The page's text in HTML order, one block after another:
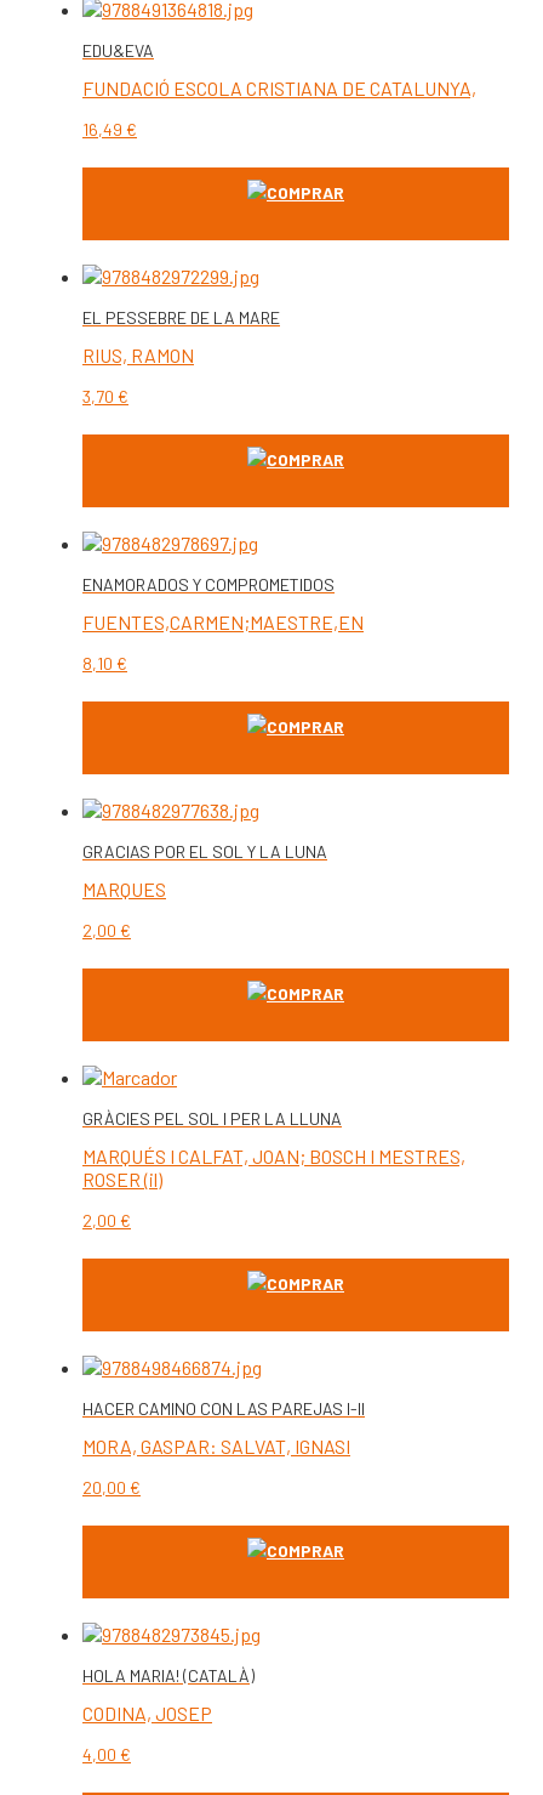
EDU&EVA
FUNDACIÓ ESCOLA CRISTIANA DE CATALUNYA,
16,49 €
COMPRAR
EL PESSEBRE DE LA MARE
RIUS, RAMON
3,70 €
COMPRAR
ENAMORADOS Y COMPROMETIDOS
FUENTES,CARMEN;MAESTRE,EN
8,10 €
COMPRAR
GRACIAS POR EL SOL Y LA LUNA
MARQUES
2,00 €
COMPRAR
GRÀCIES PEL SOL I PER LA LLUNA
MARQUÉS I CALFAT, JOAN; BOSCH I MESTRES,
ROSER (il)
2,00 €
COMPRAR
HACER CAMINO CON LAS PAREJAS I-II
MORA, GASPAR: SALVAT, IGNASI
20,00 €
COMPRAR
HOLA MARIA! (CATALÀ)
CODINA, JOSEP
4,00 €